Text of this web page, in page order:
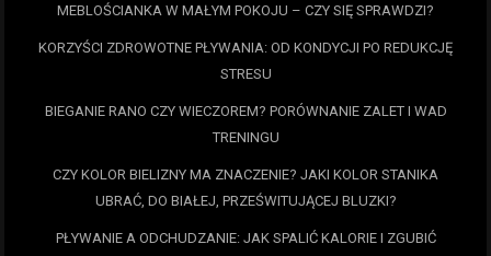
MEBLOŚCIANKA W MAŁYM POKOJU – CZY SIĘ SPRAWDZI?
KORZYŚCI ZDROWOTNE PŁYWANIA: OD KONDYCJI PO REDUKCJĘ
STRESU
BIEGANIE RANO CZY WIECZOREM? PORÓWNANIE ZALET I WAD
TRENINGU
CZY KOLOR BIELIZNY MA ZNACZENIE? JAKI KOLOR STANIKA
UBRAĆ, DO BIAŁEJ, PRZEŚWITUJĄCEJ BLUZKI?
PŁYWANIE A ODCHUDZANIE: JAK SPALIĆ KALORIE I ZGUBIĆ